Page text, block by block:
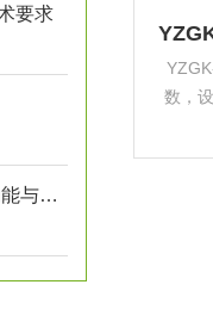
要求
高压开关机械特性测试仪核心功能与测量参数
数，
可能